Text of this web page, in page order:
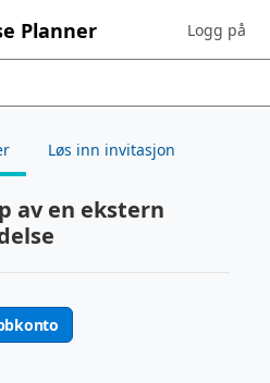
Planner Sign in to
Logg på
Løs inn invitasjon
av en ekstern